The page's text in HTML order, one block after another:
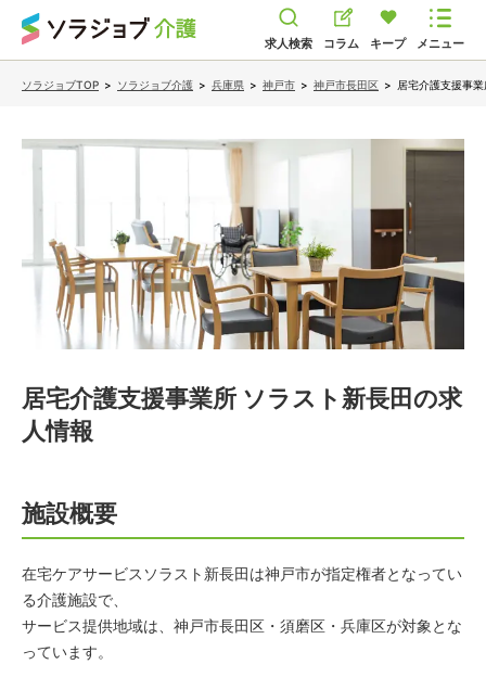
求人検索 コラム キープ メニュー
ソラジョブTOP > ソラジョブ介護 > 兵庫県 > 神戸市 > 神戸市長田区 > 居宅介護支援事
居宅介護支援事業所 ソラスト新長田 の求
人情報
施設概要
在宅ケアサービスソラスト新長田は神戸市が指定権者となってい
る介護施設で、
サービス提供地域は、神戸市長田区・須磨区・兵庫区が対象とな
っています。